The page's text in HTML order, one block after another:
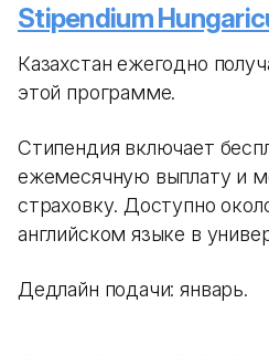
Stipendium
Казахстан ежегодно
этой программе.
Стипендия включает
ежемесячную выплату и
страховку. Доступно
английском языке в
Дедлайн подачи: январь.